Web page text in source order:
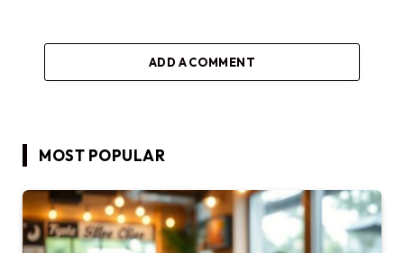
ADD A COMMENT
MOST POPULAR